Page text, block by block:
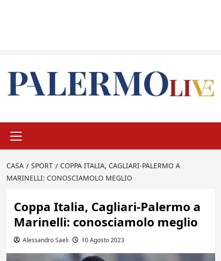
principale
CASA SPORT
COPPA ITALIA, CAGLIARI-PALERMO A
MARINELLI: CONOSCIAMOLO MEGLIO
Coppa Italia, Cagliari-Palermo a
Marinelli: conosciamolo meglio
Alessandro Saeli 10 Agosto 2023